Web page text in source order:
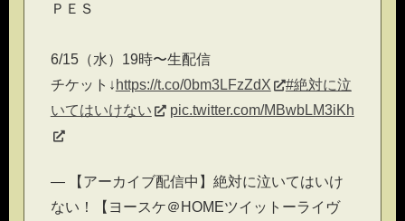
ＰＥＳ
6/15（水）19時〜生配信
チケット↓ https://t.co/0bm3LFzZdX
#絶対に泣
いてはいけない
pic.twitter.com/MBwbLM3iKh
— 【アーカイブ配信中】絶対に泣いてはいけ
ない！【ヨースケ＠HOMEツイットーライヴ